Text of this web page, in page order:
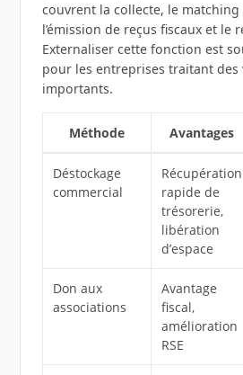
couvrent la collecte, le matching
l’émission de reçus fiscaux et le
Externaliser cette fonction est
pour les entreprises traitant des
importants.
Méthode Avantages
Déstockage
commercial
Récupération
rapide de
trésorerie,
libération
d’espace
Don aux
associations
Avantage
fiscal,
amélioration
RSE